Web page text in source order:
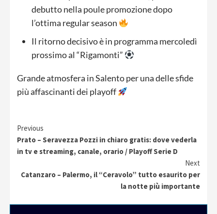
debutto nella poule promozione dopo
l’ottima regular season
Il ritorno decisivo è in programma mercoledì
prossimo al “Rigamonti”
Grande atmosfera in Salento per una delle sfide
più affascinanti dei playoff
Continue
Reading
Previous
Prato – Seravezza Pozzi in chiaro gratis: dove vederla
in tv e streaming, canale, orario / Playoff Serie D
Next
Catanzaro – Palermo, il “Ceravolo” tutto esaurito per
la notte più importante